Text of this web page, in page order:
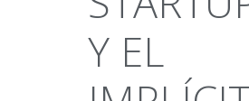
Y EL